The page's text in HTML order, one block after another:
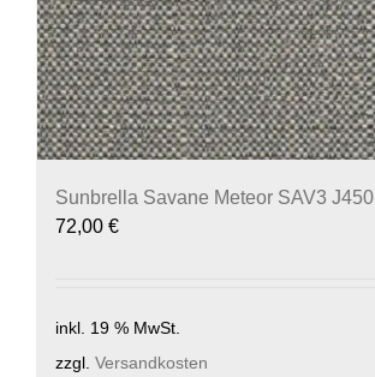
Sunbrella Savane Meteor SAV3 J450
72,00 €
inkl. 19 % MwSt.
zzgl. Versandkosten